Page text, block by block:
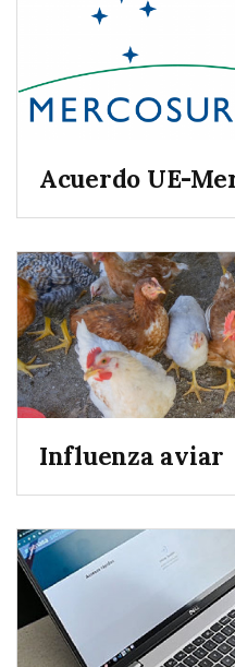
Acuerdo UE-
Influenza aviar